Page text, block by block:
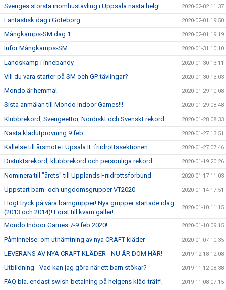
Sveriges största inomhustävling i Uppsala nästa helg! 2020-02-02 11:37
Fantastisk dag i Göteborg 2020-02-01 19:50
Mångkamps-SM dag 1 2020-02-01 19:19
Inför Mångkamps-SM 2020-01-31 10:10
Landskamp i innebandy 2020-01-30 13:11
Vill du vara starter på SM och GP-tävlingar? 2020-01-30 13:03
Mondo är hemma! 2020-01-29 10:08
Sista anmälan till Mondo Indoor Games!!! 2020-01-29 08:48
Klubbrekord, Sverigeettor, Nordiskt och Svenskt rekord 2020-01-28 08:33
Nästa klädutprovning 9 feb 2020-01-27 13:51
Kallelse till årsmöte i Upsala IF friidrottssektionen 2020-01-27 07:46
Distriktsrekord, klubbrekord och personliga rekord 2020-01-19 20:26
Nominera till "årets" till Upplands Friidrottsförbund 2020-01-17 11:03
Uppstart barn- och ungdomsgrupper VT2020 2020-01-14 17:51
Högt tryck på våra barngrupper! Nya grupper startade idag
(2013 och 2014)! Först till kvarn gäller!
2020-01-10 11:15
Mondo Indoor Games 7-9 feb 2020! 2020-01-10 09:15
Påminnelse: om uthämtning av nya CRAFT-kläder 2020-01-07 10:35
LEVERANS AV NYA CRAFT KLÄDER - NU ÄR DOM HÄR! 2019-12-18 12:08
Utbildning - Vad kan jag göra när ett barn stökar? 2019-11-12 08:38
FAQ bla. endast swish-betalning på helgens kläd-träff! 2019-11-08 07:15